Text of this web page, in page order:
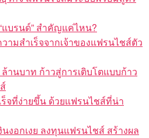
บรนด์” สำคัญแค่ไหน?
ามสำเร็จจากเจ้าของแฟรนไชส์ตัว
านบาท ก้าวสู่การเติบโตแบบก้าว
ร็จที่ง่ายขึ้น ด้วยแฟรนไชส์ที่น่า
นงอกเงย ลงทุนแฟรนไชส์ สร้างผล